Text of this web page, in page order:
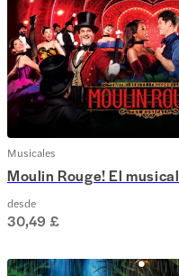
Musicales
Moulin Rouge! El musical
desde
30,49 £